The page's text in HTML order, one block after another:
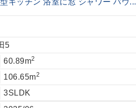
5
60.89m2
106.65m2
3SLDK